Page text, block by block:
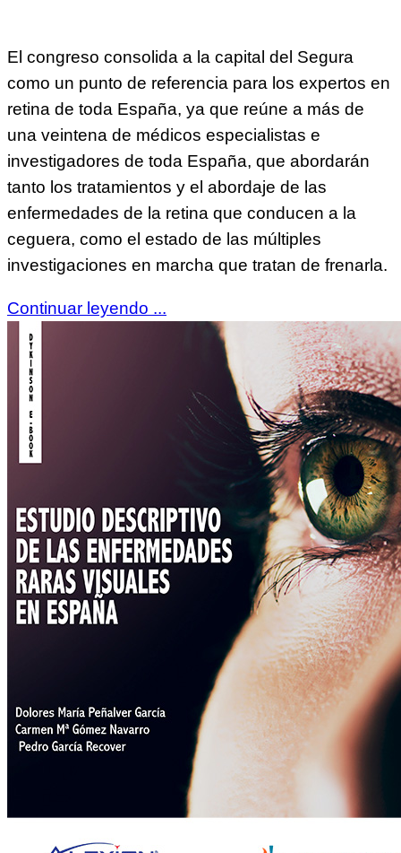
El congreso consolida a la capital del Segura
como un punto de referencia para los expertos en
retina de toda España, ya que reúne a más de
una veintena de médicos especialistas e
investigadores de toda España, que abordarán
tanto los tratamientos y el abordaje de las
enfermedades de la retina que conducen a la
ceguera, como el estado de las múltiples
investigaciones en marcha que tratan de frenarla.
Continuar leyendo ...